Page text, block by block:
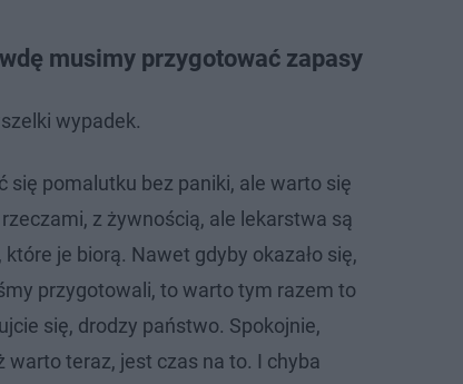
musimy przygotować zapasy
wypadek.
się pomalutku bez paniki, ale warto się
z żywnością, ale lekarstwa są
je biorą. Nawet gdyby okazało się,
przygotowali, to warto tym razem to
się, drodzy państwo. Spokojnie,
warto teraz, jest czas na to. I chyba